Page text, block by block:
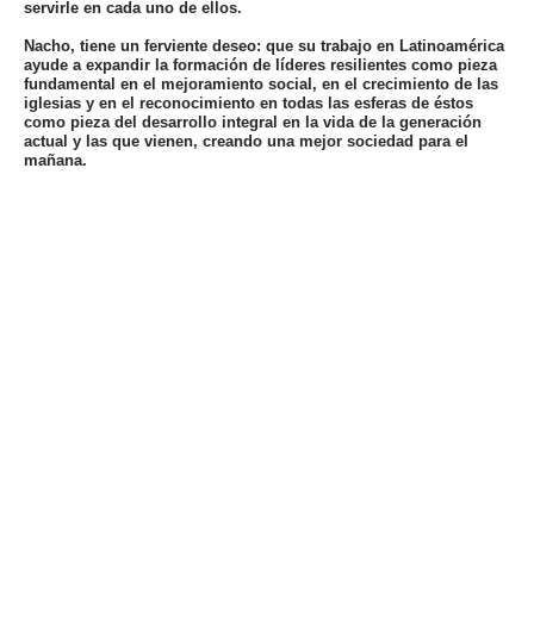
servirle en cada uno de ellos.
Nacho, tiene un ferviente deseo: que su trabajo en Latinoamérica
ayude a expandir la formación de líderes resilientes como pieza
fundamental en el mejoramiento social, en el crecimiento de las
iglesias y en el reconocimiento en todas las esferas de éstos
como pieza del desarrollo integral en la vida de la generación
actual y las que vienen, creando una mejor sociedad para el
mañana.